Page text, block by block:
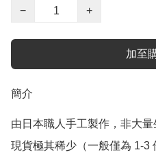
−
+
加至
簡介
由日本職人手工製作，非大
現貨極其稀少（一般僅為 1-3